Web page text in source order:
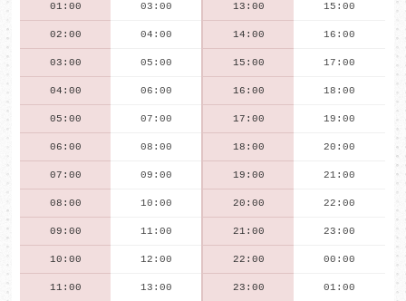
01:00 03:00 13:00 15:00
02:00 04:00 14:00 16:00
03:00 05:00 15:00 17:00
04:00 06:00 16:00 18:00
05:00 07:00 17:00 19:00
06:00 08:00 18:00 20:00
07:00 09:00 19:00 21:00
08:00 10:00 20:00 22:00
09:00 11:00 21:00 23:00
10:00 12:00 22:00 00:00
11:00 13:00 23:00 01:00